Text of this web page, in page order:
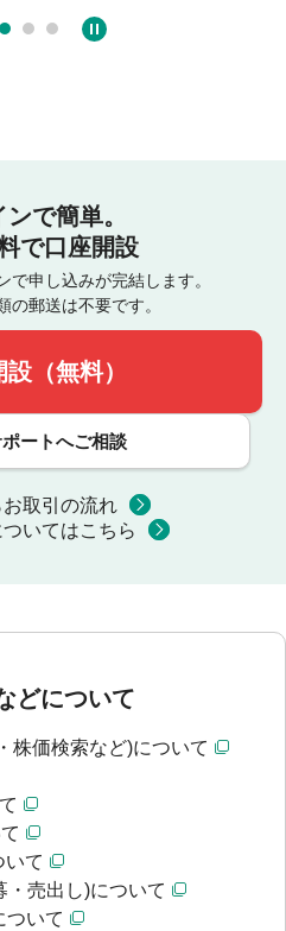
で簡単。
で口座開設
で申し込みが完結します。
の郵送は不要です。
（無料）
ートへご相談
取引の流れ
いてはこちら
どについて
株価検索など)について
いて
・売出し)について
ついて